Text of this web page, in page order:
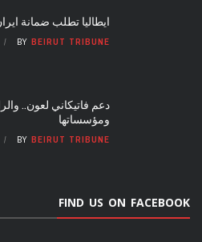
ايطاليا تطلب ضمانة
BY BEIRUT TRIBUNE
دعم فاتيكاني لعون..
ومؤسساتها
BY BEIRUT TRIBUNE
FIND US ON FACEBOOK